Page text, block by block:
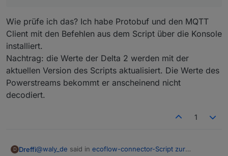
Wie prüfe ich das? Ich habe Protobuf und den MQTT
Client mit den Befehlen aus dem Script über die Konsole
installiert.
Nachtrag: die Werte der Delta 2 werden mit der
aktuellen Version des Scripts aktualisiert. Die Werte des
Powerstreams bekommt er anscheinend nicht
decodiert.
1
D Dreffi@waly_de said in ecoflow-connector-Script zur